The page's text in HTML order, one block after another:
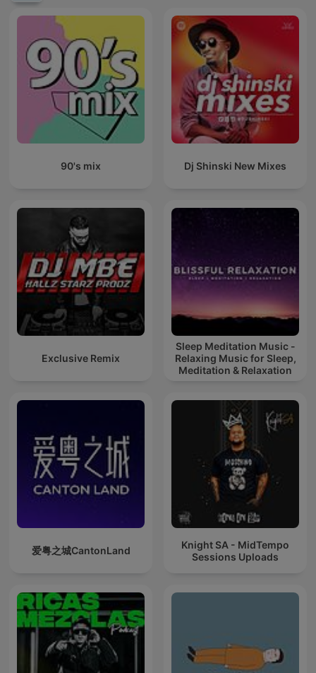
90's mix Dj Shinski New Mixes
Exclusive Remix
Sleep Meditation Music -
Relaxing Music for Sleep,
Meditation & Relaxation
爱粤之城CantonLand
Knight SA - MidTempo
Sessions Uploads